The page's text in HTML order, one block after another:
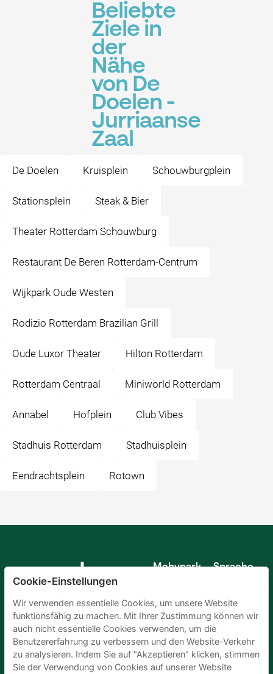
Beliebte
Ziele in
der
Nähe
von De
Doelen -
Jurriaanse
Zaal
De Doelen Kruisplein Schouwburgplein
Stationsplein Steak & Bier
Theater Rotterdam Schouwburg
Restaurant De Beren Rotterdam-Centrum
Wijkpark Oude Westen
Rodizio Rotterdam Brazilian Grill
Oude Luxor Theater Hilton Rotterdam
Rotterdam Centraal Miniworld Rotterdam
Annabel Hofplein Club Vibes
Stadhuis Rotterdam Stadhuisplein
Eendrachtsplein Rotown
Mobypark
Sprache
Spanisch
Französisch
Italienisch
Niederländisch
Cookie-Einstellungen
Wir verwenden essentielle Cookies, um unsere Website
funktionsfähig zu machen. Mit Ihrer Zustimmung können wir
auch nicht essentielle Cookies verwenden, um die
Benutzererfahrung zu verbessern und den Website-Verkehr
zu analysieren. Indem Sie auf "Akzeptieren" klicken, stimmen
Sie der Verwendung von Cookies auf unserer Website